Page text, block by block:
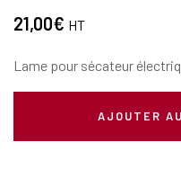
21,00€ HT
Lame pour sécateur
AJOUTER